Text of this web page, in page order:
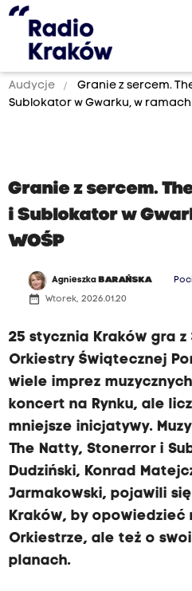
Audycje
Granie z sercem.
Sublokator w Gwarku, w ramach
Granie z sercem.
i Sublokator w
WOŚP
Agnieszka BARAŃSKA
date_range Wtorek, 2026.01.20
25 stycznia Kraków gra z
Orkiestry Świątecznej
wiele imprez
koncert na Rynku, ale
mniejsze inicjatywy.
The Natty, Stonerror i
Dudziński, Konrad
Jarmakowski, pojawili
Kraków, by opowiedzieć
Orkiestrze, ale też o
planach.